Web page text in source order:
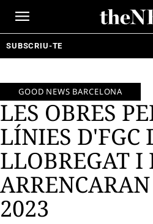
SUBSCRIU-TE
GOOD NEWS BARCELONA
LES OBRES
LÍNIES D'FGC
LLOBREGAT I
2023